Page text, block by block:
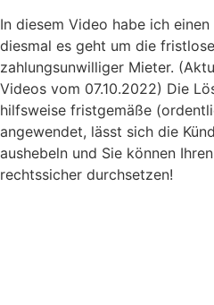
In diesem Video habe ich
diesmal es geht um die
zahlungsunwilliger Mieter.
Videos vom 07.10.2022) Die
hilfsweise fristgemäße
angewendet, lässt sich die
aushebeln und Sie können
rechtssicher durchsetzen!